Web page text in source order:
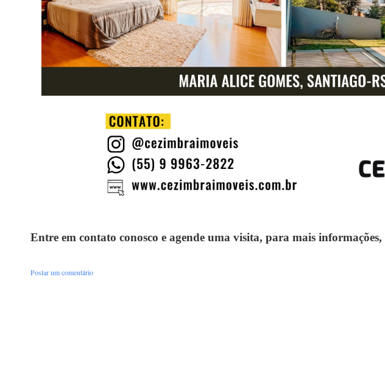
Entre em contato conosco e agende uma visita, para mais informações,
Postar um comentário